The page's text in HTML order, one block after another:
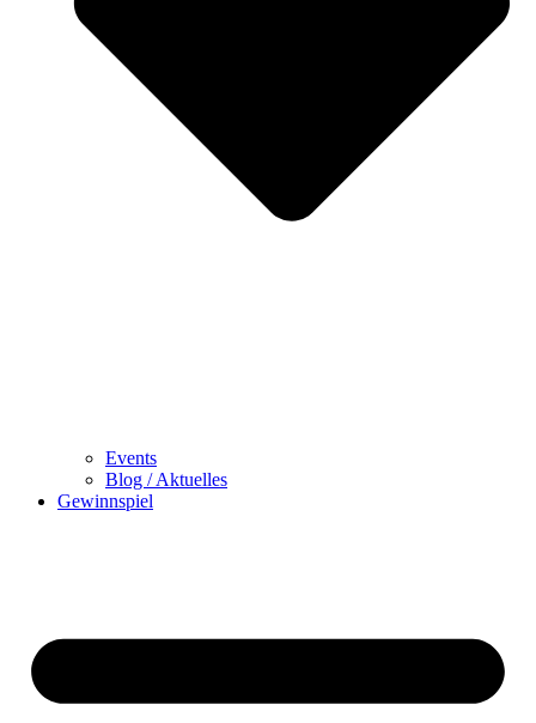
Events
Blog / Aktuelles
Gewinnspiel